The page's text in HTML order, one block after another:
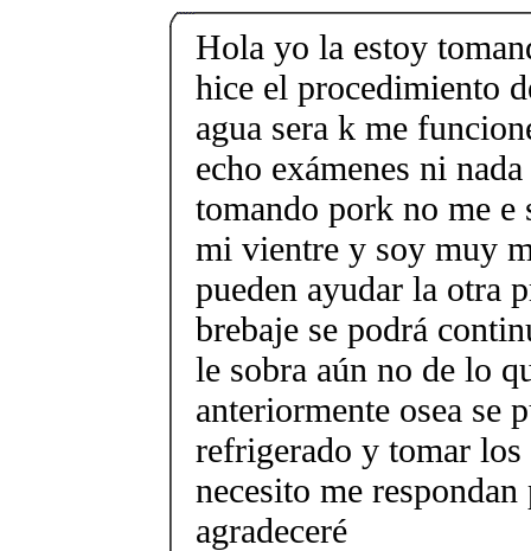
Hola yo la estoy
hice el procedimiento
agua sera k me
echo exámenes ni
tomando pork no me e
mi vientre y soy muy
pueden ayudar la otra
brebaje se podrá
le sobra aún no de lo
anteriormente osea se
refrigerado y tomar
necesito me
agradeceré